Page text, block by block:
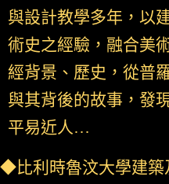
與設計教學多年，以
術史之經驗，融合美
經背景、歷史，從普
與其背後的故事，發
平易近人…
◆比利時魯汶大學建築